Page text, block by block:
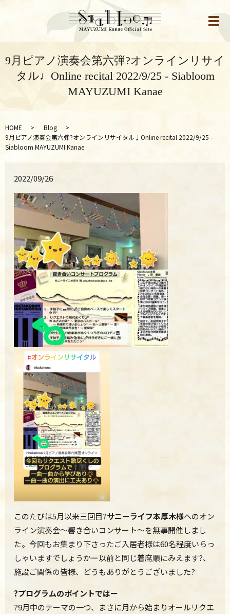
メ
9月ピアノ演奏会第六弾?オンラインリサイ
タル♩Online recital 2022/9/25 - Siabloom
MAYUZUMI Kanae
HOME
Blog
9月ピアノ演奏会第六弾?オンラインリサイタル♩Online recital 2022/9/25 -
Siabloom MAYUZUMI Kanae
2022/09/26
このたびは5月以来三回目?サニーライフ本厚木様へのオン
ライン演奏会～響き合いコンサート～を無事開催しまし
た。今回もお集まり下さったご入居者様は60名程度いらっ
しゃいますでしょうかー以前と同じ着席順にみえます?、
施設ご関係の皆様、どうもありがとうございました?
?プログラムのポイントではー
?9月中のテーマの一つ、まさに月から始まりオールリクエ